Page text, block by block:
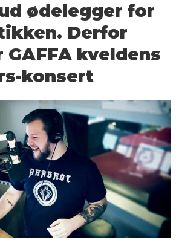
ødelegger for
Derfor
kveldens
konsert